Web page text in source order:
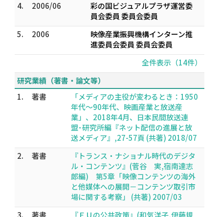
4.
2006/06
彩の国ビジュアルプラザ運営委
員会委員 委員会委員
5.
2006
映像産業振興機構インターン推
進委員会委員 委員会委員
全件表示（14件）
研究業績（著書・論文等）
1.
著書
「メディアの主役が変わるとき：1950
年代～90年代、映画産業と放送産
業」、2018年4月、日本民間放送連
盟･研究所編『ネット配信の進展と放
送メディア』,27-57頁 (共著) 2018/07
2.
著書
『トランス・ナショナル時代のデジタ
ル・コンテンツ』(菅谷 実,宿南達志
郎編) 第5章「映像コンテンツの海外
と他媒体への展開－コンテンツ取引市
場に関する考察」 (共著) 2007/03
3.
著書
『ＥＵの公共政策』(和気洋子,伊藤規